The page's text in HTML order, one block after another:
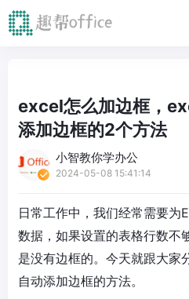
excel怎么加边框，
添加边框的2个方法
小智教你学办公
2024-05-08 15:41:14
日常工作中，我们经常需要为
数据，如果设置的表格行数不
是没有边框的。今天就跟大家
自动添加边框的方法。